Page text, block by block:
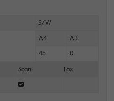
S/W
A4 A3
45 0
Scan Fax